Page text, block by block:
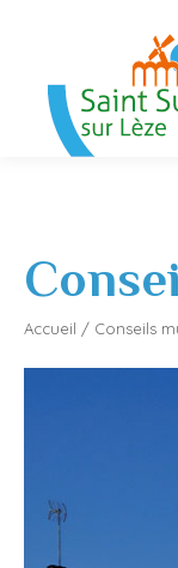
Accueil / Conseils